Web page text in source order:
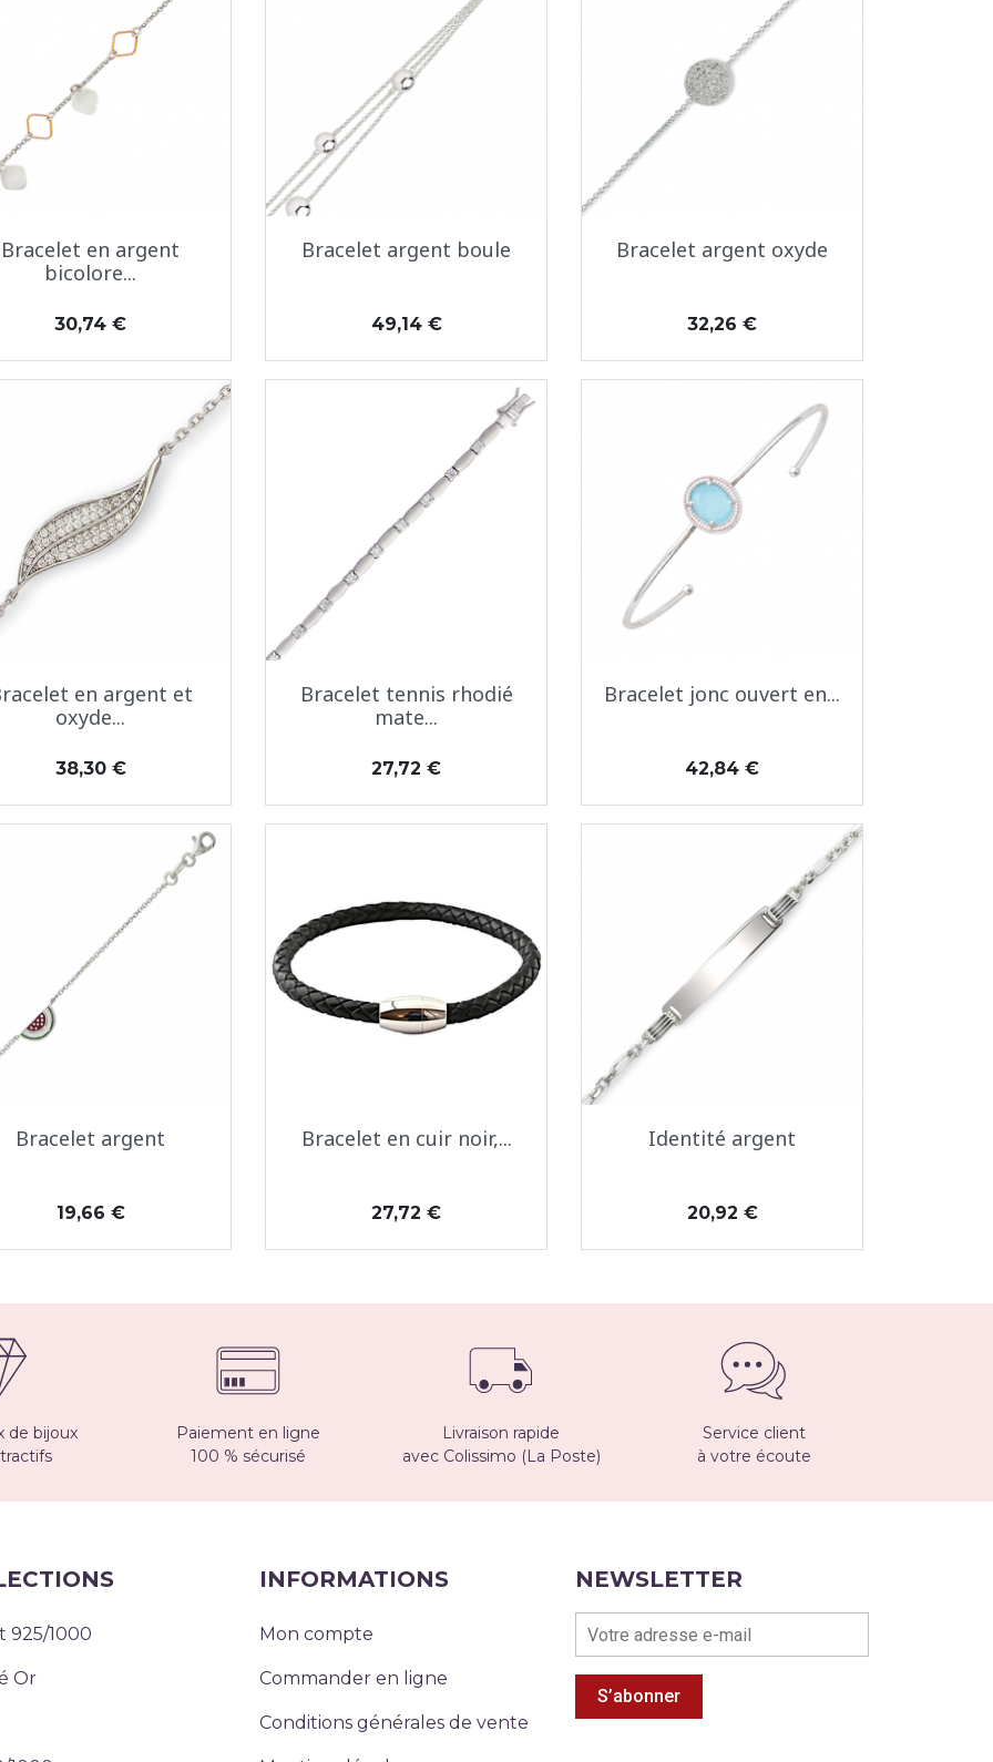
Aperçu rapide
Bracelet en argent
bicolore...
Prix
30,74 €
Aperçu rapide
Bracelet argent boule
Prix
49,14 €
Aperçu rapide
Bracelet argent oxyde
Prix
32,26 €
Aperçu rapide
en argent et
oxyde...
Prix
38,30 €
Aperçu rapide
Bracelet tennis rhodié
mate...
Prix
27,72 €
 Aperçu rapide
Bracelet jonc ouvert en...
Prix
42,84 €
Aperçu rapide
Bracelet argent
Prix
19,66 €
Aperçu rapide
Bracelet en cuir noir,...
Prix
27,72 €
 Aperçu rapide
Identité argent
Prix
20,92 €
de bijoux
Paiement en ligne
100 % sécurisé
Livraison rapide
avec Colissimo (La Poste)
Service client
à votre écoute
925/1000
Or
INFORMATIONS
Mon compte
Commander en ligne
Conditions générales de vente
NEWSLETTER
S’abonner